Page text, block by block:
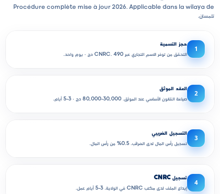
Procédure complète mise à jour 2026. Applicable dans la wilaya de
تلمسان.
1
حجز التسمية
التحقق من توفر الاسم التجاري عبر CNRC. 490 دج · يوم واحد.
2
العقد الموثق
صياغة القانون الأساسي عند الموثق. 30,000-80,000 دج · 3-5 أيام.
3
التسجيل الضريبي
تسجيل رأس المال لدى الضرائب. 0.5% من رأس المال.
4
تسجيل CNRC
إيداع الملف لدى مكتب CNRC في الولاية. 3-5 أيام عمل.